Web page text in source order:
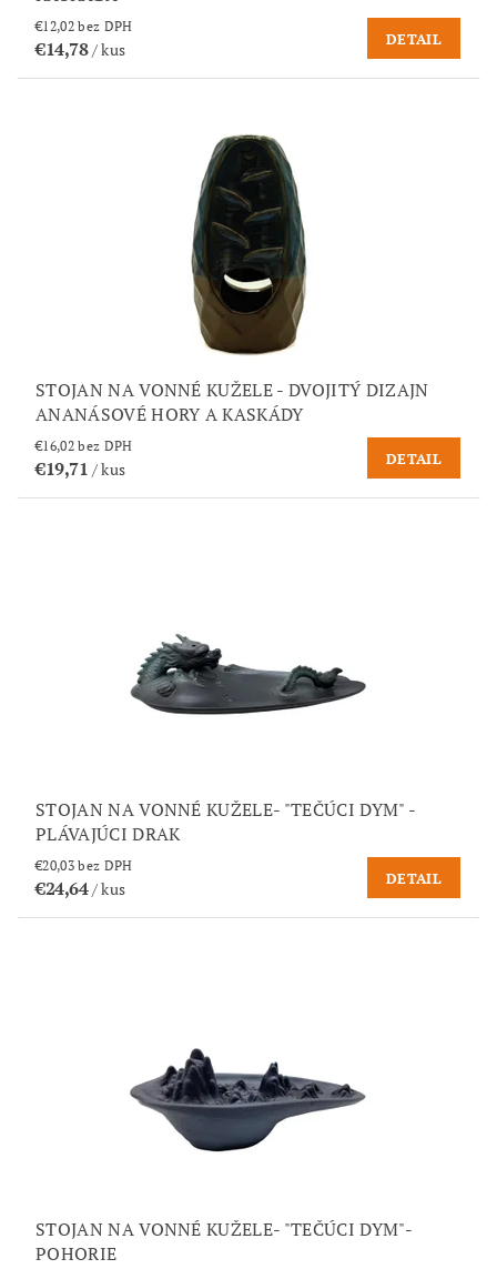
€12,02 bez DPH
€14,78/ kus
DETAIL
STOJAN NA VONNÉ KUŽELE - DVOJITÝ DIZAJN
ANANÁSOVÉ HORY A KASKÁDY
€16,02 bez DPH
€19,71 / kus
DETAIL
STOJAN NA VONNÉ KUŽELE- "TEČÚCI DYM" -
PLÁVAJÚCI DRAK
€20,03 bez DPH
€24,64/ kus
DETAIL
STOJAN NA VONNÉ KUŽELE- "TEČÚCI DYM"-
POHORIE